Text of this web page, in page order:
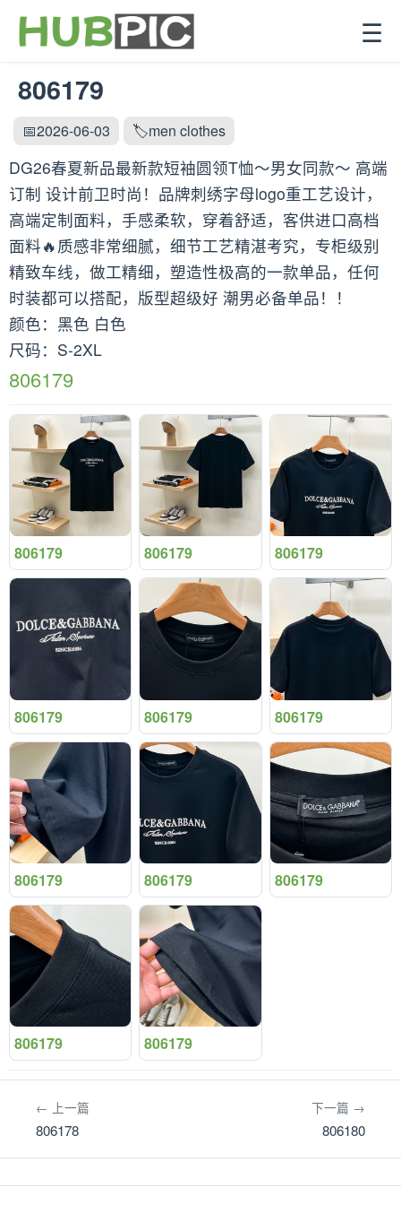
☰
806179
📅2026-06-03 🏷️men clothes
DG26春夏新品最新款短袖圆领T恤～男女同款～ 高端
订制 设计前卫时尚！品牌刺绣字母logo重工艺设计，
高端定制面料，手感柔软，穿着舒适，客供进口高档
面料🔥质感非常细腻，细节工艺精湛考究，专柜级别
精致车线，做工精细，塑造性极高的一款单品，任何
时装都可以搭配，版型超级好 潮男必备单品！！
颜色：黑色 白色
尺码：S-2XL
806179
806179 806179 806179
806179 806179 806179
806179 806179 806179
806179 806179
← 上一篇
806178
下一篇 →
806180